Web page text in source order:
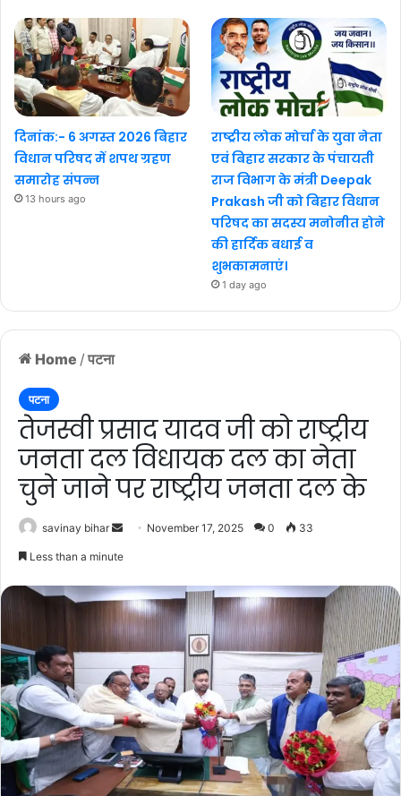
Home / पटना
पटना
तेजस्वी प्रसाद यादव जी को राष्ट्रीय
जनता दल विधायक दल का नेता
चुने जाने पर राष्ट्रीय जनता दल के
savinay bihar
SendNovember 17, 2025 0 33
Less than a minute
दिनांक:- 6 अगस्त 2026 बिहार
विधान परिषद में शपथ ग्रहण
समारोह संपन्न
13 hours ago
राष्ट्रीय लोक मोर्चा के युवा नेता
एवं बिहार सरकार के पंचायती
राज विभाग के मंत्री Deepak
Prakash जी को बिहार विधान
परिषद का सदस्य मनोनीत होने
की हार्दिक बधाई व
शुभकामनाएं।
1 day ago